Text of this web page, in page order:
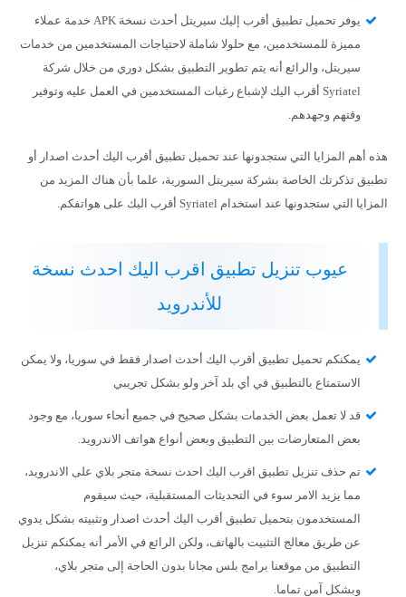
يوفر تحميل تطبيق أقرب إليك سيريتل أحدث نسخة APK خدمة عملاء
مميزة للمستخدمين، مع حلولا شاملة لاحتياجات المستخدمين من خدمات
سيريتل، والرائع أنه يتم تطوير التطبيق بشكل دوري من خلال شركة
Syriatel أقرب اليك لإشباع رغبات المستخدمين في العمل عليه وتوفير
وقتهم وجهدهم.
هذه أهم المزايا التي ستجدونها عند تحميل تطبيق أقرب اليك أحدث اصدار أو
تطبيق تذكرتك الخاصة بشركة سيريتل السورية، علما بأن هناك المزيد من
المزايا التي ستجدونها عند استخدام Syriatel أقرب اليك على هواتفكم.
عيوب تنزيل تطبيق اقرب اليك احدث نسخة
للأندرويد
يمكنكم تحميل تطبيق أقرب اليك أحدث اصدار فقط في سوريا، ولا يمكن
الاستمتاع بالتطبيق في أي بلد آخر ولو بشكل تجريبي
قد لا تعمل بعض الخدمات بشكل صحيح في جميع أنحاء سوريا، مع وجود
بعض المتعارضات بين التطبيق وبعض أنواع هواتف الاندرويد.
تم حذف تنزيل تطبيق اقرب اليك احدث نسخة متجر بلاي على الاندرويد،
مما يزيد الامر سوء في التحديثات المستقبلية، حيث سيقوم
المستخدمون بتحميل تطبيق أقرب اليك أحدث اصدار وتثبيته بشكل يدوي
عن طريق معالج التثبيت بالهاتف، ولكن الرائع في الأمر أنه يمكنكم تنزيل
التطبيق من موقعنا برامج بلس مجانا بدون الحاجة إلى متجر بلاي،
وبشكل آمن تماما.